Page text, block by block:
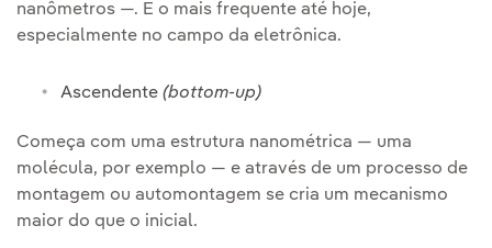
nanômetros —. É o mais frequente até hoje,
especialmente no campo da eletrônica.
Ascendente (bottom-up)
Começa com uma estrutura nanométrica — uma
molécula, por exemplo — e através de um processo de
montagem ou automontagem se cria um mecanismo
maior do que o inicial.